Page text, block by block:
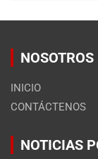
NOSOTROS
INICIO
CONTÁCTENOS
NOTICIAS